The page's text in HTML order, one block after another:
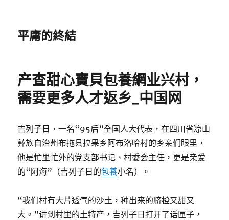
平庸的終結
产查甜心寶貝包養網业兴村，
需要更多人才返乡_中国网
吉列子日，一名“95后”全国人大代表，在四川省凉山
彝族自治州布拖县拉果乡阿布洛哈村的乡亲们眼里，
他是忙里忙外的党支部书记、村委会主任，更是亲爱
的“阿海”（吉列子日的包養小名）。
“我们村有大片透气的沙土，种出来的脐橙又甜又
大。”讲到村里的土特产，吉列子日打开了话匣子，